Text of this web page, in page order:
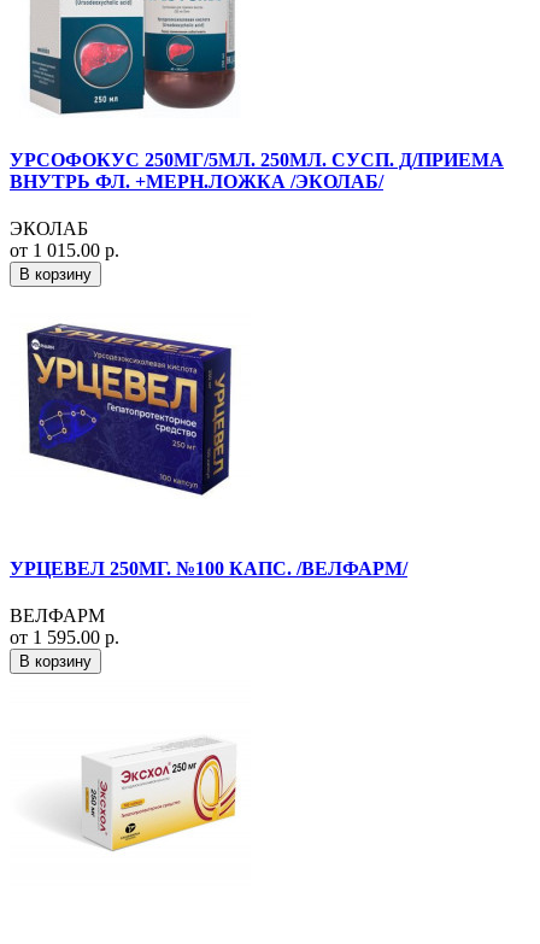
УРСОФОКУС 250МГ/5МЛ. 250МЛ. СУСП. Д/ПРИЕМА
ВНУТРЬ ФЛ. +МЕРН.ЛОЖКА /ЭКОЛАБ/
ЭКОЛАБ
от 1 015.00 р.
В корзину
УРЦЕВЕЛ 250МГ. №100 КАПС. /ВЕЛФАРМ/
ВЕЛФАРМ
от 1 595.00 р.
В корзину